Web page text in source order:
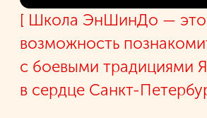
Our team helps you find frames that fit
your face shape, lifestyle, and
personality.
High-performance lenses with UV
protection and advanced coatings for
ultimate comfort.